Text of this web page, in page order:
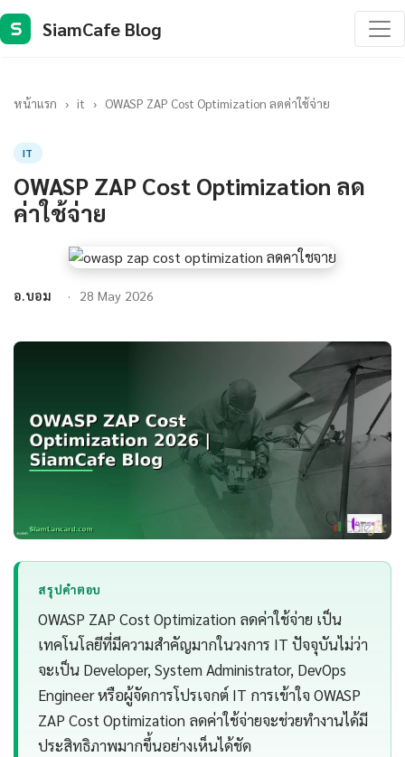
S SiamCafe Blog
หน้าแรก › it › OWASP ZAP Cost Optimization ลดค่าใช้จ่าย
IT
OWASP ZAP Cost Optimization ลด
ค่าใช้จ่าย
อ.บอม 28 May 2026
สรุปคำตอบ
OWASP ZAP Cost Optimization ลดค่าใช้จ่าย เป็น
เทคโนโลยีที่มีความสำคัญมากในวงการ IT ปัจจุบันไม่ว่า
จะเป็น Developer, System Administrator, DevOps
Engineer หรือผู้จัดการโปรเจกต์ IT การเข้าใจ OWASP
ZAP Cost Optimization ลดค่าใช้จ่ายจะช่วยทำงานได้มี
ประสิทธิภาพมากขึ้นอย่างเห็นได้ชัด